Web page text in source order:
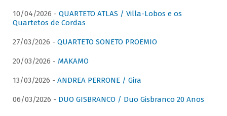
10/04/2026 - QUARTETO ATLAS / Villa-Lobos e os
Quartetos de Cordas
27/03/2026 - QUARTETO SONETO PROEMIO
20/03/2026 - MAKAMO
13/03/2026 - ANDREA PERRONE / Gira
06/03/2026 - DUO GISBRANCO / Duo Gisbranco 20 Anos